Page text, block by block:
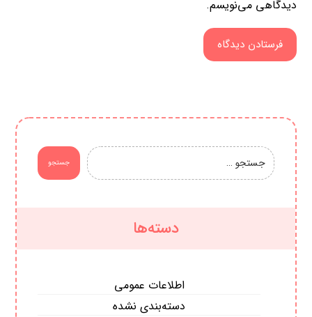
دیدگاهی می‌نویسم.
فرستادن دیدگاه
جستجو
دسته‌ها
اطلاعات عمومی
دسته‌بندی نشده